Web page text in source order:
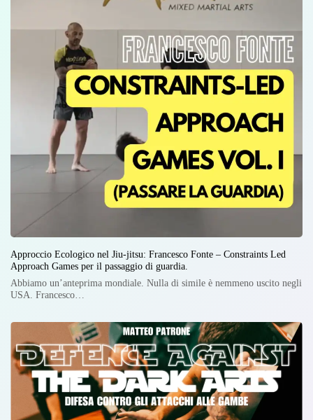
Approccio Ecologico nel Jiu-jitsu: Francesco Fonte – Constraints Led
Approach Games per il passaggio di guardia.
Abbiamo un’anteprima mondiale. Nulla di simile è nemmeno uscito negli
USA. Francesco…